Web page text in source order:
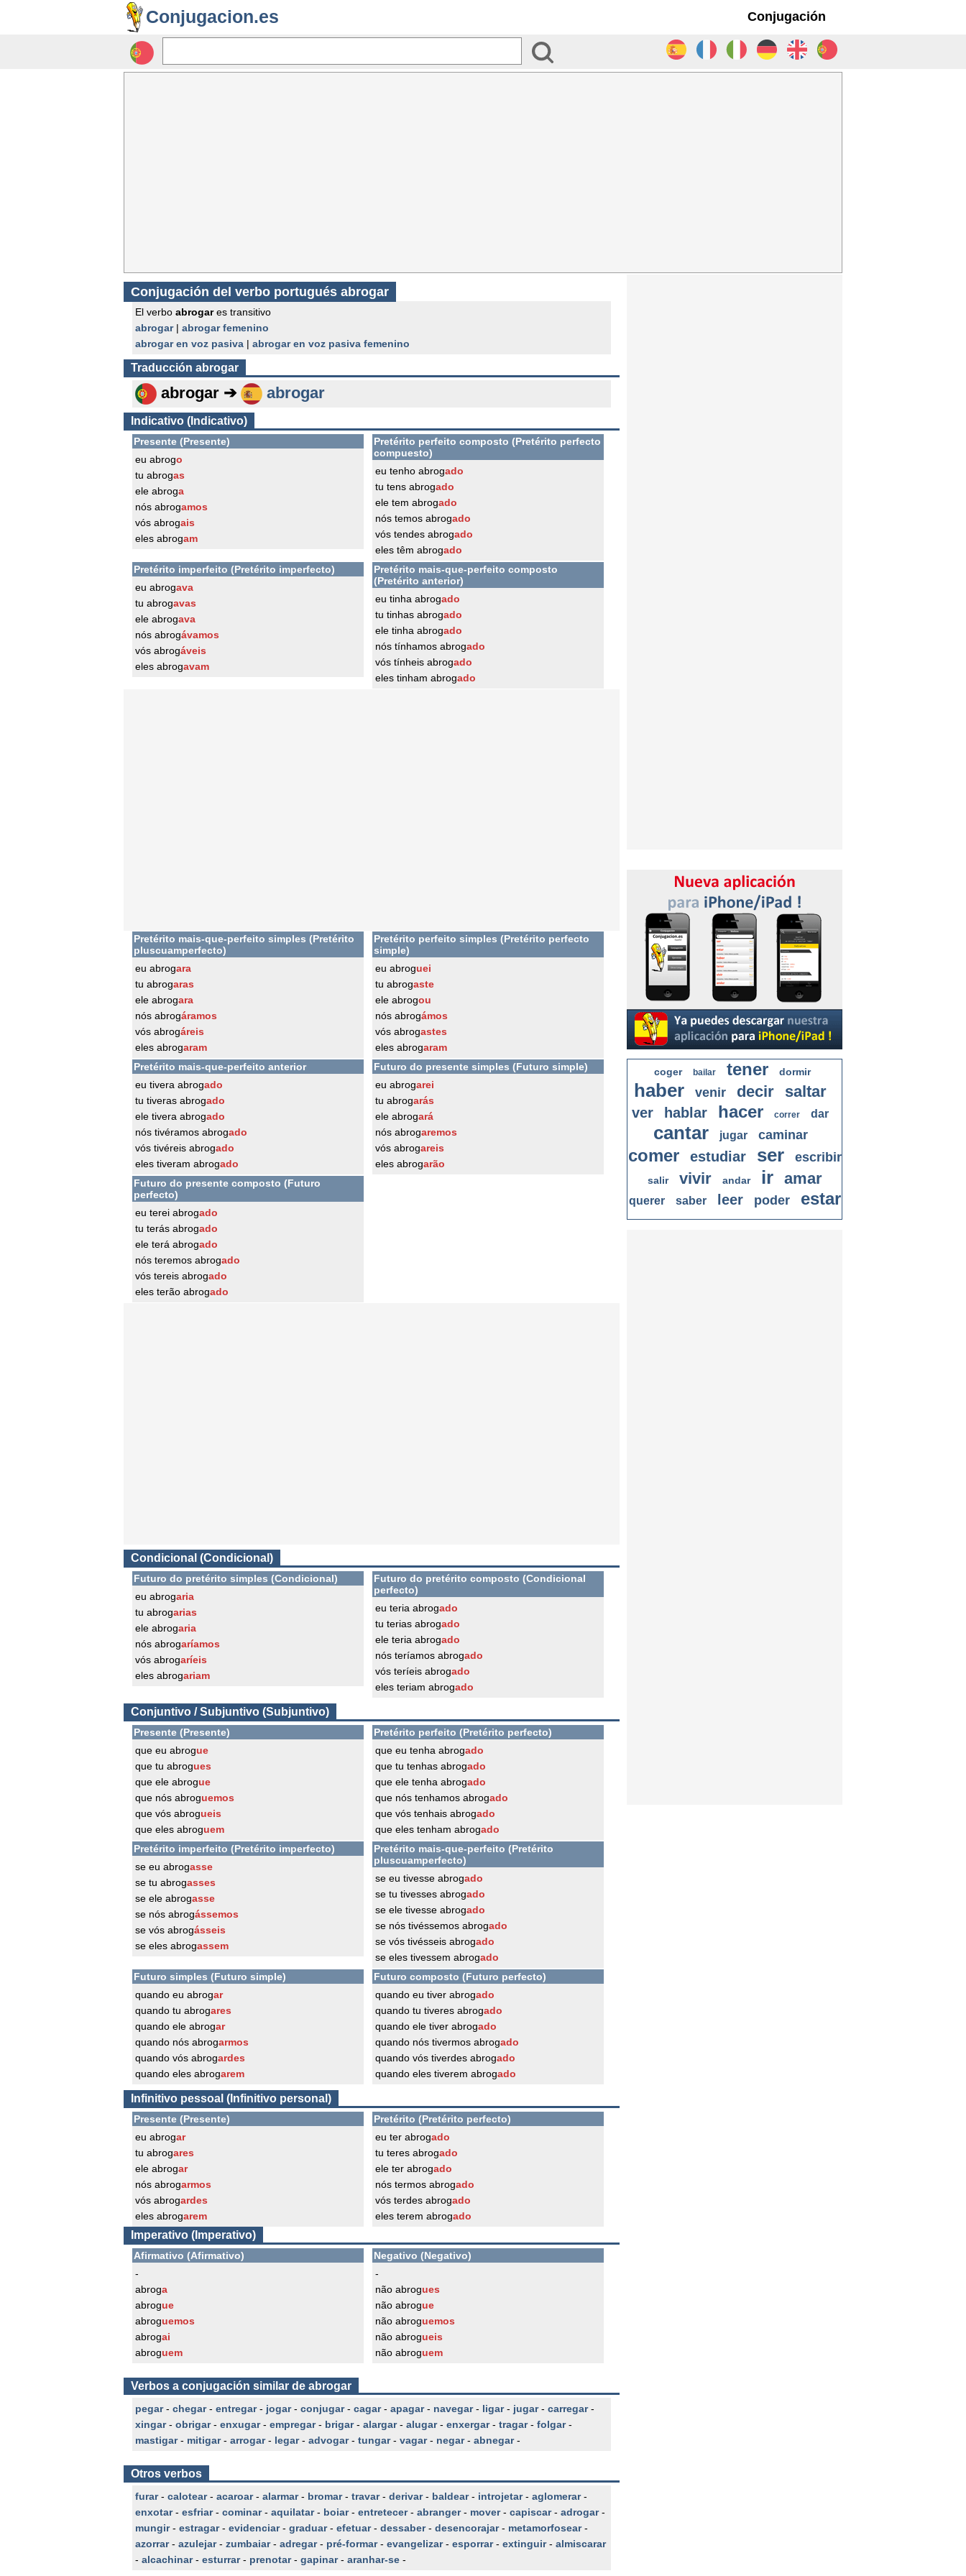
Conjugacion.es Conjugación
Conjugación del verbo portugués abrogar
El verbo abrogares transitivo
abrogar| abrogar femenino
abrogar en voz pasiva | abrogar en voz pasiva femenino
Traducción abrogar
abrogar ➔ abrogar
Indicativo (Indicativo)
Presente (Presente)
eu abrogo
tu abrogas
ele abroga
nós abrogamos
vós abrogais
eles abrogam
Pretérito perfeito composto (Pretérito perfecto
compuesto)
eu tenho abrogado
tu tens abrogado
ele tem abrogado
nós temos abrogado
vós tendes abrogado
eles têm abrogado
Pretérito imperfeito (Pretérito imperfecto)
eu abrogava
tu abrogavas
ele abrogava
nós abrogávamos
vós abrogáveis
eles abrogavam
Pretérito mais-que-perfeito composto
(Pretérito anterior)
eu tinha abrogado
tu tinhas abrogado
ele tinha abrogado
nós tínhamos abrogado
vós tínheis abrogado
eles tinham abrogado
Pretérito mais-que-perfeito simples (Pretérito
pluscuamperfecto)
eu abrogara
tu abrogaras
ele abrogara
nós abrogáramos
vós abrogáreis
eles abrogaram
Pretérito perfeito simples (Pretérito perfecto
simple)
eu abroguei
tu abrogaste
ele abrogou
nós abrogámos
vós abrogastes
eles abrogaram
Pretérito mais-que-perfeito anterior
eu tivera abrogado
tu tiveras abrogado
ele tivera abrogado
nós tivéramos abrogado
vós tivéreis abrogado
eles tiveram abrogado
Futuro do presente simples (Futuro simple)
eu abrogarei
tu abrogarás
ele abrogará
nós abrogaremos
vós abrogareis
eles abrogarão
Futuro do presente composto (Futuro
perfecto)
eu terei abrogado
tu terás abrogado
ele terá abrogado
nós teremos abrogado
vós tereis abrogado
eles terão abrogado
Condicional (Condicional)
Futuro do pretérito simples (Condicional)
eu abrogaria
tu abrogarias
ele abrogaria
nós abrogaríamos
vós abrogaríeis
eles abrogariam
Futuro do pretérito composto (Condicional
perfecto)
eu teria abrogado
tu terias abrogado
ele teria abrogado
nós teríamos abrogado
vós teríeis abrogado
eles teriam abrogado
Conjuntivo / Subjuntivo (Subjuntivo)
Presente (Presente)
que eu abrogue
que tu abrogues
que ele abrogue
que nós abroguemos
que vós abrogueis
que eles abroguem
Pretérito perfeito (Pretérito perfecto)
que eu tenha abrogado
que tu tenhas abrogado
que ele tenha abrogado
que nós tenhamos abrogado
que vós tenhais abrogado
que eles tenham abrogado
Pretérito imperfeito (Pretérito imperfecto)
se eu abrogasse
se tu abrogasses
se ele abrogasse
se nós abrogássemos
se vós abrogásseis
se eles abrogassem
Pretérito mais-que-perfeito (Pretérito
pluscuamperfecto)
se eu tivesse abrogado
se tu tivesses abrogado
se ele tivesse abrogado
se nós tivéssemos abrogado
se vós tivésseis abrogado
se eles tivessem abrogado
Futuro simples (Futuro simple)
quando eu abrogar
quando tu abrogares
quando ele abrogar
quando nós abrogarmos
quando vós abrogardes
quando eles abrogarem
Futuro composto (Futuro perfecto)
quando eu tiver abrogado
quando tu tiveres abrogado
quando ele tiver abrogado
quando nós tivermos abrogado
quando vós tiverdes abrogado
quando eles tiverem abrogado
Infinitivo pessoal (Infinitivo personal)
Presente (Presente)
eu abrogar
tu abrogares
ele abrogar
nós abrogarmos
vós abrogardes
eles abrogarem
Pretérito (Pretérito perfecto)
eu ter abrogado
tu teres abrogado
ele ter abrogado
nós termos abrogado
vós terdes abrogado
eles terem abrogado
Imperativo (Imperativo)
Afirmativo (Afirmativo)
-
abroga
abrogue
abroguemos
abrogai
abroguem
Negativo (Negativo)
-
não abrogues
não abrogue
não abroguemos
não abrogueis
não abroguem
Verbos a conjugación similar de abrogar
pegar- chegar- entregar- jogar- conjugar- cagar- apagar- navegar- ligar- jugar- carregar-
xingar- obrigar- enxugar- empregar- brigar- alargar- alugar- enxergar- tragar- folgar-
mastigar- mitigar- arrogar- legar- advogar- tungar- vagar- negar- abnegar-
Otros verbos
furar- calotear- acaroar- alarmar- bromar- travar- derivar- baldear- introjetar- aglomerar-
enxotar- esfriar- cominar- aquilatar- boiar- entretecer- abranger- mover- capiscar- adrogar-
mungir- estragar- evidenciar- graduar- efetuar- dessaber- desencorajar- metamorfosear-
azorrar- azulejar- zumbaiar- adregar- pré-formar- evangelizar- esporrar- extinguir- almiscarar
- alcachinar- esturrar- prenotar- gapinar- aranhar-se -
coger bailar tener dormir
haber venir decir saltar
ver hablar hacer correr dar
cantar jugar caminar
comer estudiar ser escribir
salir vivir andar ir amar
querer saber leer poder estar